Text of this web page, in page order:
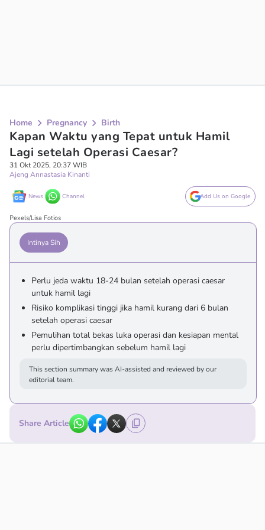
Home Pregnancy Birth
Kapan Waktu yang Tepat untuk Hamil
Lagi setelah Operasi Caesar?
31 Okt 2025, 20:37 WIB
Ajeng Annastasia Kinanti
News Channel Add Us on Google
Pexels/Lisa Fotios
Intinya Sih
Perlu jeda waktu 18-24 bulan setelah operasi caesar
untuk hamil lagi
Risiko komplikasi tinggi jika hamil kurang dari 6 bulan
setelah operasi caesar
Pemulihan total bekas luka operasi dan kesiapan mental
perlu dipertimbangkan sebelum hamil lagi
This section summary was AI-assisted and reviewed by our
editorial team.
Share Article